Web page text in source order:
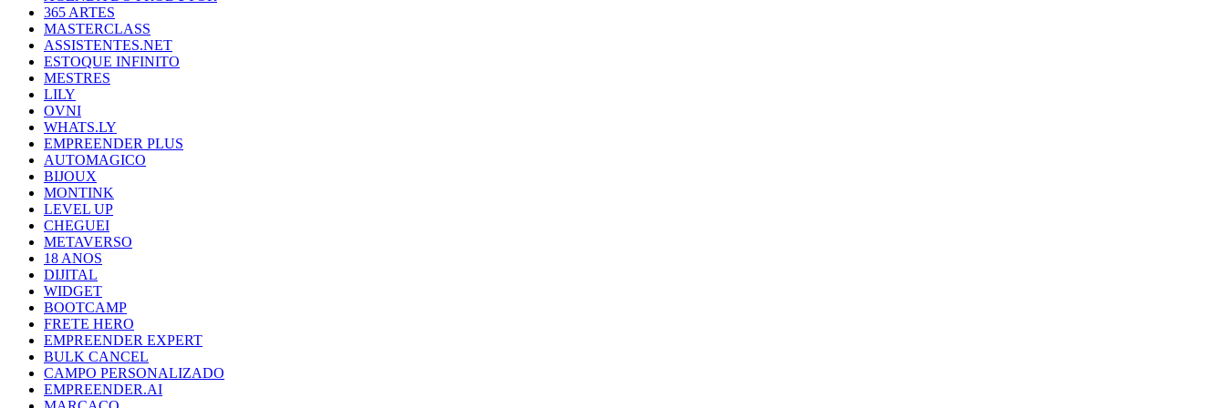
365 ARTES
MASTERCLASS
ASSISTENTES.NET
ESTOQUE INFINITO
MESTRES
LILY
OVNI
WHATS.LY
EMPREENDER PLUS
AUTOMAGICO
BIJOUX
MONTINK
LEVEL UP
CHEGUEI
METAVERSO
18 ANOS
DIJITAL
WIDGET
BOOTCAMP
FRETE HERO
EMPREENDER EXPERT
BULK CANCEL
CAMPO PERSONALIZADO
EMPREENDER.AI